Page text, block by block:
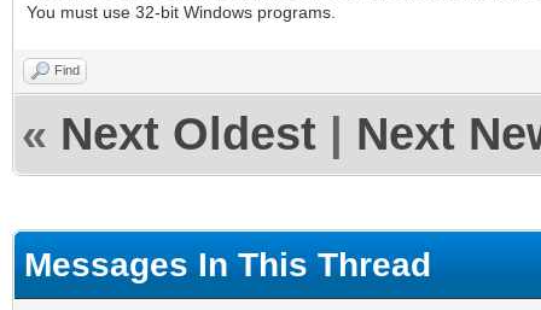
You must use 32-bit Windows programs.
Find
« Next Oldest Next
Messages In This Thread